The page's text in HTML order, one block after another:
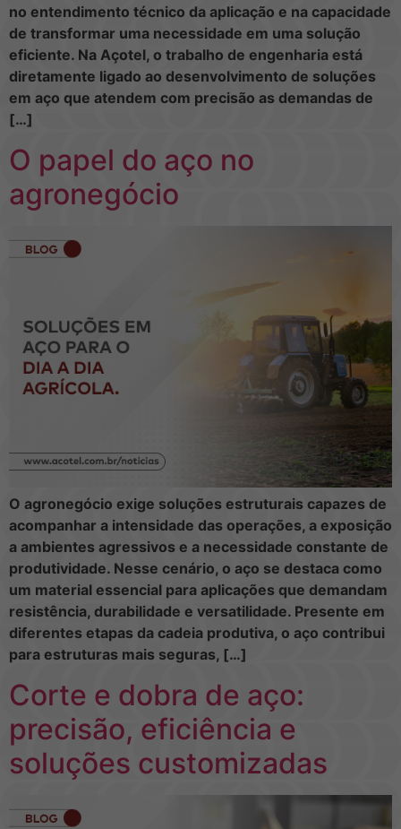
no entendimento técnico da aplicação e na capacidade
de transformar uma necessidade em uma solução
eficiente. Na Açotel, o trabalho de engenharia está
diretamente ligado ao desenvolvimento de soluções
em aço que atendem com precisão as demandas de
[…]
O papel do aço no
agronegócio
O agronegócio exige soluções estruturais capazes de
acompanhar a intensidade das operações, a exposição
a ambientes agressivos e a necessidade constante de
produtividade. Nesse cenário, o aço se destaca como
um material essencial para aplicações que demandam
resistência, durabilidade e versatilidade. Presente em
diferentes etapas da cadeia produtiva, o aço contribui
para estruturas mais seguras, […]
Corte e dobra de aço:
precisão, eficiência e
soluções customizadas